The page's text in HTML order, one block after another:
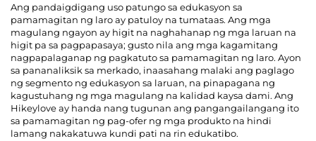
Ang pandaigdigang uso patungo sa edukasyon sa
pamamagitan ng laro ay patuloy na tumataas. Ang mga
magulang ngayon ay higit na naghahanap ng mga laruan na
higit pa sa pagpapasaya; gusto nila ang mga kagamitang
nagpapalaganap ng pagkatuto sa pamamagitan ng laro. Ayon
sa pananaliksik sa merkado, inaasahang malaki ang paglago
ng segmento ng edukasyon sa laruan, na pinapagana ng
kagustuhang ng mga magulang na kalidad kaysa dami. Ang
Hikeylove ay handa nang tugunan ang pangangailangang ito
sa pamamagitan ng pag-ofer ng mga produkto na hindi
lamang nakakatuwa kundi pati na rin edukatibo.